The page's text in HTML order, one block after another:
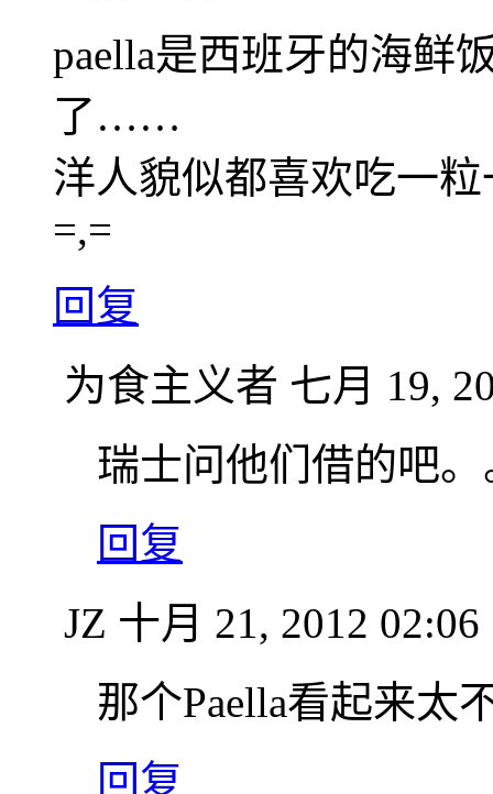
paella是西班牙的海
了……
洋人貌似都喜欢吃一
=,=
回复
为食主义者 七月 19,
瑞士问他们借的吧
回复
JZ 十月 21, 2012 02:06
那个Paella看起来太
回复